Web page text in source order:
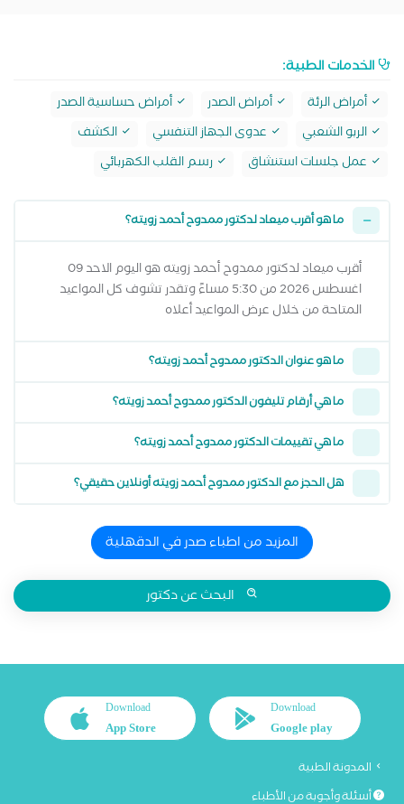
الخدمات الطبية:
أمراض الرئة أمراض الصدر
أمراض حساسية الصدر
الربو الشعبي
عدوى الجهاز التنفسي
الكشف
عمل جلسات استنشاق
رسم القلب الكهربائي
ما هو أقرب ميعاد لدكتور ممدوح أحمد زويته؟
أقرب ميعاد لدكتور ممدوح أحمد زويته هو اليوم الاحد 09
اغسطس 2026 من 5:30 مساءً وتقدر تشوف كل المواعيد
المتاحة من خلال عرض المواعيد أعلاه
ما هو عنوان الدكتور ممدوح أحمد زويته؟
ما هي أرقام تليفون الدكتور ممدوح أحمد زويته؟
ما هي تقييمات الدكتور ممدوح أحمد زويته؟
هل الحجز مع الدكتور ممدوح أحمد زويته أونلاين حقيقي؟
المزيد من اطباء صدر في الدقهلية
البحث عن دكتور
Download
Google play
Download
App Store
المدونة الطبية
أسئلة وأجوبة من الأطباء